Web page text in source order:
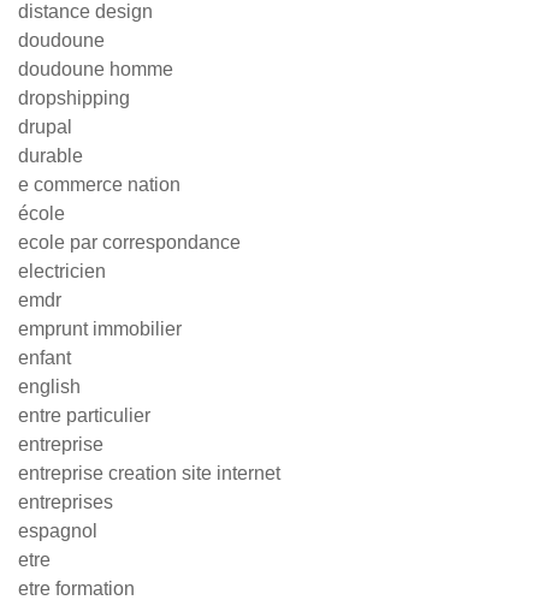
distance design
doudoune
doudoune homme
dropshipping
drupal
durable
e commerce nation
école
ecole par correspondance
electricien
emdr
emprunt immobilier
enfant
english
entre particulier
entreprise
entreprise creation site internet
entreprises
espagnol
etre
etre formation